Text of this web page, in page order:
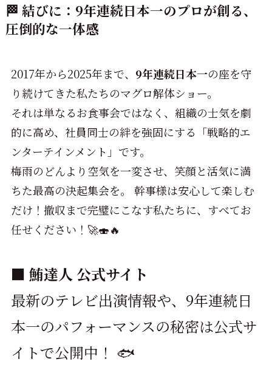
🏁 結びに：9年連続日本一のプロが創る、
圧倒的な一体感
2017年から2025年まで、 9年連続日本一の座を守
り続けてきた私たちのマグロ解体ショー。
それは単なるお食事会ではなく、組織の士気を劇
的に高め、社員同士の絆を強固にする「戦略的エ
ンターテインメント」です。
梅雨のどんより空気を一変させ、笑顔と活気に満
ちた最高の決起集会を。 幹事様は安心して楽しむ
だけ！撤収まで完璧にこなす私たちに、すべてお
任せください！🚀🍣🔥
■ 鮪達人 公式サイト
最新のテレビ出演情報や、9年連続日
本一のパフォーマンスの秘密は公式サ
イトで公開中！ 🐟